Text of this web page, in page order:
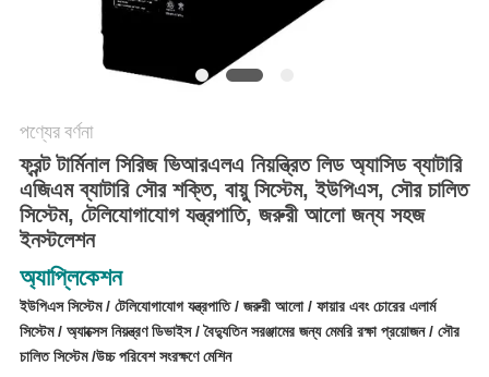
পণ্যের বর্ণনা
ফ্রন্ট টার্মিনাল সিরিজ ভিআরএলএ নিয়ন্ত্রিত লিড অ্যাসিড ব্যাটারি
এজিএম ব্যাটারি সৌর শক্তি, বায়ু সিস্টেম, ইউপিএস, সৌর চালিত
সিস্টেম, টেলিযোগাযোগ যন্ত্রপাতি, জরুরী আলো জন্য সহজ
ইনস্টলেশন
অ্যাপ্লিকেশন
ইউপিএস সিস্টেম / টেলিযোগাযোগ যন্ত্রপাতি / জরুরী আলো / ফায়ার এবং চোরের এলার্ম
সিস্টেম / অ্যাক্সেস নিয়ন্ত্রণ ডিভাইস / বৈদ্যুতিন সরঞ্জামের জন্য মেমরি রক্ষা প্রয়োজন / সৌর
চালিত সিস্টেম /উচ্চ পরিবেশ সংরক্ষণে মেশিন